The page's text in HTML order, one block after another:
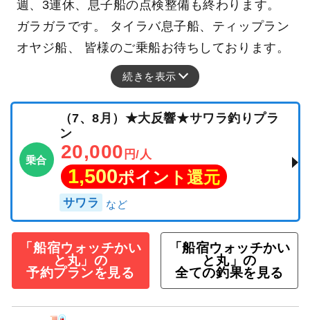
週、3連休、息子船の点検整備も終わります。
ガラガラです。 タイラバ息子船、ティップラン
オヤジ船、 皆様のご乗船お待ちしております。
続きを表示
乗合
（7、8月）★大反響★サワラ釣りプラ
ン
20,000 円/人
1,500ポイント還元
サワラ
「船宿ウォッチかい
と丸」の
予約プランを見る
「船宿ウォッチかい
と丸」の
全ての釣果を見る